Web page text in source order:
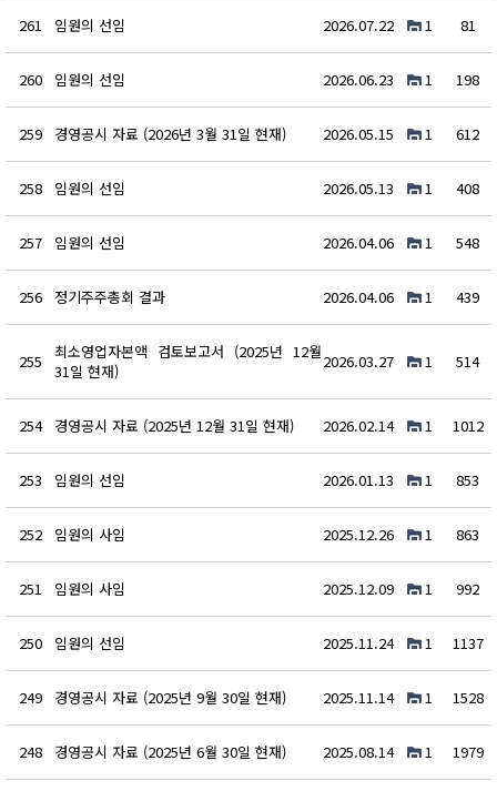
261 임원의 선임 2026.07.22 1 81
260 임원의 선임 2026.06.23 1 198
259 경영공시 자료 (2026년 3월 31일 현재) 2026.05.15 1 612
258 임원의 선임 2026.05.13 1 408
257 임원의 선임 2026.04.06 1 548
256 정기주주총회 결과 2026.04.06 1 439
255
최소영업자본액 검토보고서 (2025년 12월
31일 현재)
2026.03.27 1 514
254 경영공시 자료 (2025년 12월 31일 현재) 2026.02.14 1 1012
253 임원의 선임 2026.01.13 1 853
252 임원의 사임 2025.12.26 1 863
251 임원의 사임 2025.12.09 1 992
250 임원의 선임 2025.11.24 1 1137
249 경영공시 자료 (2025년 9월 30일 현재) 2025.11.14 1 1528
248 경영공시 자료 (2025년 6월 30일 현재) 2025.08.14 1 1979